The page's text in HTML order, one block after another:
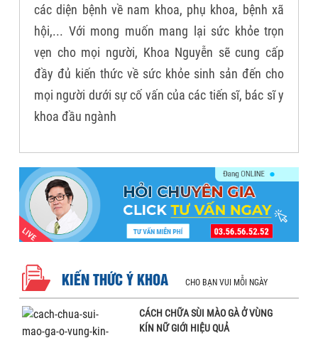
các diện bệnh về nam khoa, phụ khoa, bệnh xã
hội,... Với mong muốn mang lại sức khỏe trọn
vẹn cho mọi người, Khoa Nguyễn sẽ cung cấp
đầy đủ kiến thức về sức khỏe sinh sản đến cho
mọi người dưới sự cố vấn của các tiến sĩ, bác sĩ y
khoa đầu ngành
KIẾN THỨC Ý KHOA CHO BẠN VUI MỖI NGÀY
CÁCH CHỮA SÙI MÀO GÀ Ở VÙNG
KÍN NỮ GIỚI HIỆU QUẢ